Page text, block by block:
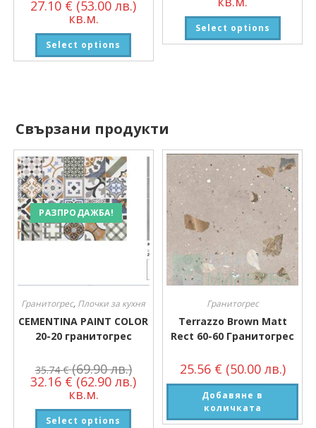
27.10 € (53.00 лв.)
кв.м.
Select options
Select options
Свързани продукти
РАЗПРОДАЖБА!
Гранитогрес, Плочки за кухня
CEMENTINA PAINT COLOR
20-20 гранитогрес
35.74€ (69.90 лв.)
32.16 € (62.90 лв.)
кв.м.
Select options
Гранитогрес
Terrazzo Brown Matt
Rect 60-60 Гранитогрес
25.56 € (50.00 лв.)
Добавяне в
количката